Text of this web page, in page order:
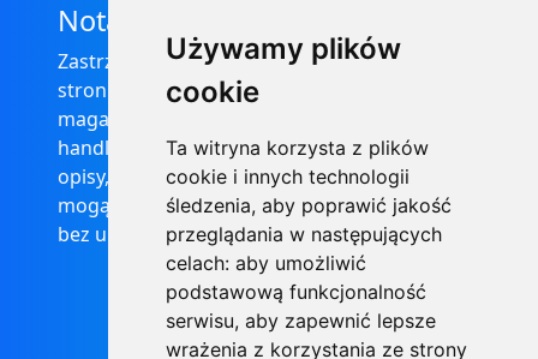
Używamy plików
cookie
Ta witryna korzysta z plików
cookie i innych technologii
śledzenia, aby poprawić jakość
przeglądania w następujących
celach: aby umożliwić
podstawową funkcjonalność
serwisu, aby zapewnić lepsze
wrażenia z korzystania ze strony
Nota prawna
Zastrzega się, że informacje zamieszczone na
stronie internetowej https://informator-
magazynowy.technical.pl/ nie stanowią oferty
handlowej w rozumieniu prawa, ponadto
opisy, dane techniczne i pozostałe informacje
mogą ulec zmianie bez podania przyczyny i
bez uprzedzenia.